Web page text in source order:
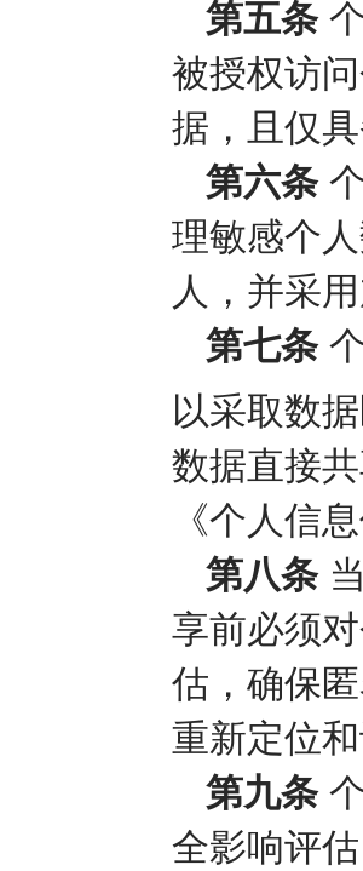
第五条
被授权访
据，且仅
第六条
理敏感个
人，并采
第七条
以采取数
数据直接
《个人信
第八条
享前必须
估，确保
重新定位
第九条
全影响评